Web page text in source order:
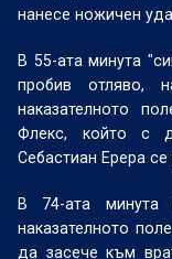
нанесе ножичен
В 55-ата минута
пробив отляво,
наказателното
Флекс, който с
Себастиан Ерера се
В 74-ата минута
наказателното
да засече към